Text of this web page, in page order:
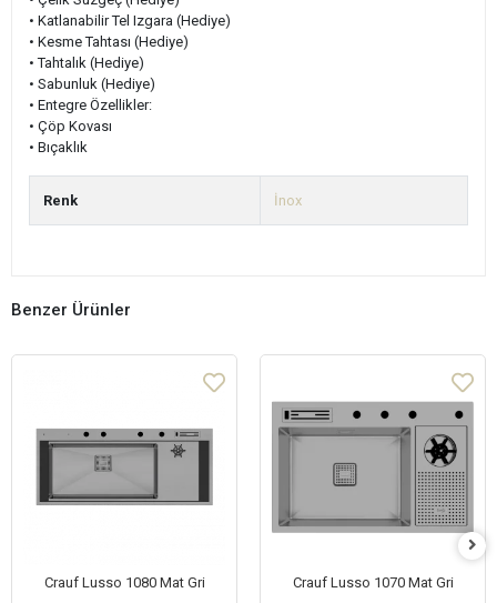
• Katlanabilir Tel Izgara (Hediye)
• Kesme Tahtası (Hediye)
• Tahtalık (Hediye)
• Sabunluk (Hediye)
• Entegre Özellikler:
• Çöp Kovası
• Bıçaklık
Renk İnox
Benzer Ürünler
Crauf Lusso 1080 Mat Gri Crauf Lusso 1070 Mat Gri